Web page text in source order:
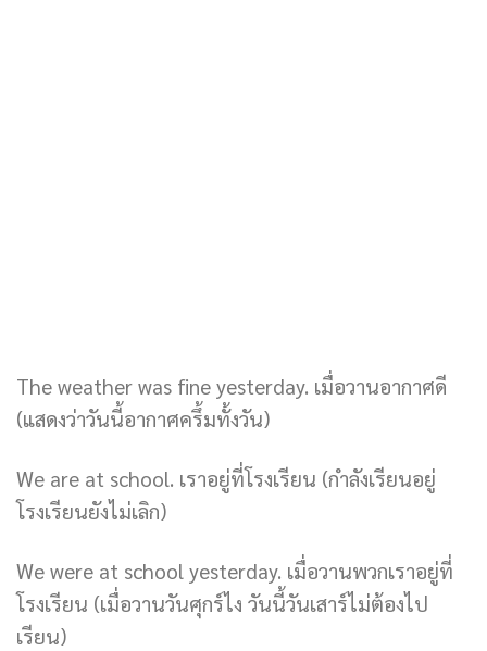
The weather was fine yesterday. เมื่อวานอากาศดี
(แสดงว่าวันนี้อากาศครึ้มทั้งวัน)
We are at school. เราอยู่ที่โรงเรียน (กำลังเรียนอยู่
โรงเรียนยังไม่เลิก)
We were at school yesterday. เมื่อวานพวกเราอยู่ที่
โรงเรียน (เมื่อวานวันศุกร์ไง วันนี้วันเสาร์ไม่ต้องไป
เรียน)